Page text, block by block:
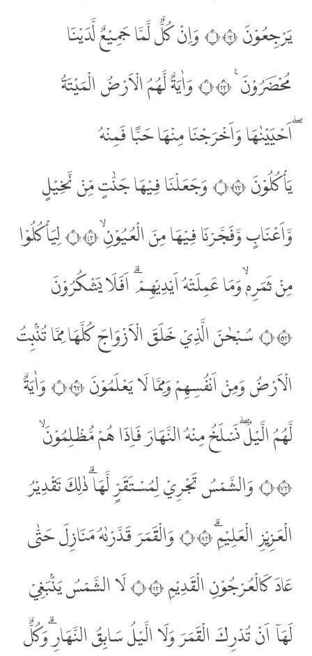
يَرْجِعُوْنَ ۝٣١ وَاِنْ كُلٌّ لَّمَّا جَمِيْعٌ لَّدَيْنَا
مُحْضَرُوْنَ ࣖ ۝٣٢ وَاٰيَةٌ لَّهُمُ الْاَرْضُ الْمَيْتَةُ
ۖاَحْيَيْنٰهَا وَاَخْرَجْنَا مِنْهَا حَبًّا فَمِنْهُ
يَأْكُلُوْنَ ۝٣٣ وَجَعَلْنَا فِيْهَا جَنّٰتٍ مِّنْ نَّخِيْلٍ
وَّاَعْنَابٍ وَّفَجَّرْنَا فِيْهَا مِنَ الْعُيُوْنِۙ ۝٣٤ لِيَأْكُلُوْا
مِنْ ثَمَرِهٖۙ وَمَا عَمِلَتْهُ اَيْدِيْهِمْ ۗ اَفَلَا يَشْكُرُوْنَ
۝٣٥ سُبْحٰنَ الَّذِيْ خَلَقَ الْاَزْوَاجَ كُلَّهَا مِمَّا تُنْۢبِتُ
الْاَرْضُ وَمِنْ اَنْفُسِهِمْ وَمِمَّا لَا يَعْلَمُوْنَ ۝٣٦ وَاٰيَةٌ
لَّهُمُ الَّيْلُ ۖنَسْلَخُ مِنْهُ النَّهَارَ فَاِذَا هُمْ مُّظْلِمُوْنَۙ
۝٣٧ وَالشَّمْسُ تَجْرِيْ لِمُسْتَقَرٍّ لَّهَا ۗذٰلِكَ تَقْدِيْرُ
الْعَزِيْزِ الْعَلِيْمِۗ ۝٣٨ وَالْقَمَرَ قَدَّرْنٰهُ مَنَازِلَ حَتّٰى
عَادَ كَالْعُرْجُوْنِ الْقَدِيْمِ ۝٣٩ لَا الشَّمْسُ يَنْۢبَغِيْ
لَهَآ اَنْ تُدْرِكَ الْقَمَرَ وَلَا الَّيْلُ سَابِقُ النَّهَارِ ۗوَكُلٌّ